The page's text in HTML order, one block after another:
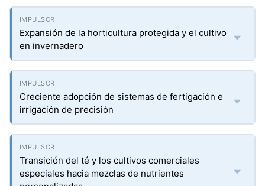
Expansión de la horticultura protegida y el cultivo
en invernadero
Creciente adopción de sistemas de fertigación e
irrigación de precisión
Transición del té y los cultivos comerciales
especiales hacia mezclas de nutrientes